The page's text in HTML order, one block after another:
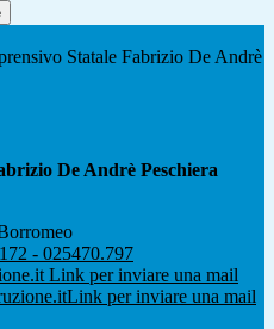
Statale Fabrizio De Andrè
De Andrè Peschiera
- 025470.797
Link per inviare una mail
Link per inviare una mail